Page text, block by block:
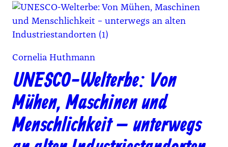
Cornelia Huthmann
UNESCO-Welterbe: Von
Mühen, Maschinen und
Menschlichkeit – unterwegs